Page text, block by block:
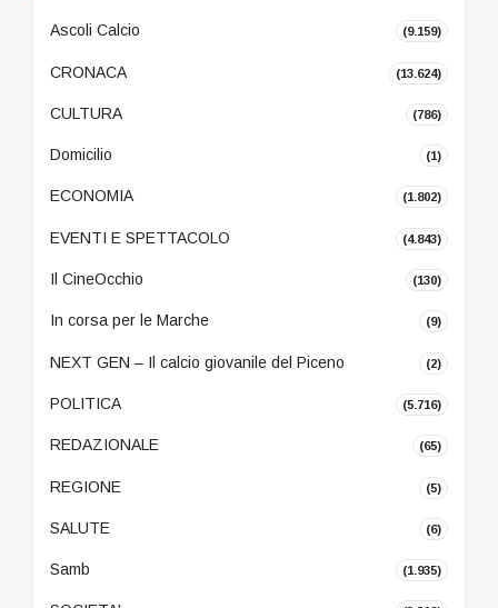
Ascoli Calcio (9.159)
CRONACA (13.624)
CULTURA (786)
Domicilio (1)
ECONOMIA (1.802)
EVENTI E SPETTACOLO (4.843)
Il CineOcchio (130)
In corsa per le Marche (9)
NEXT GEN – Il calcio giovanile del Piceno (2)
POLITICA (5.716)
REDAZIONALE (65)
REGIONE (5)
SALUTE (6)
Samb (1.935)